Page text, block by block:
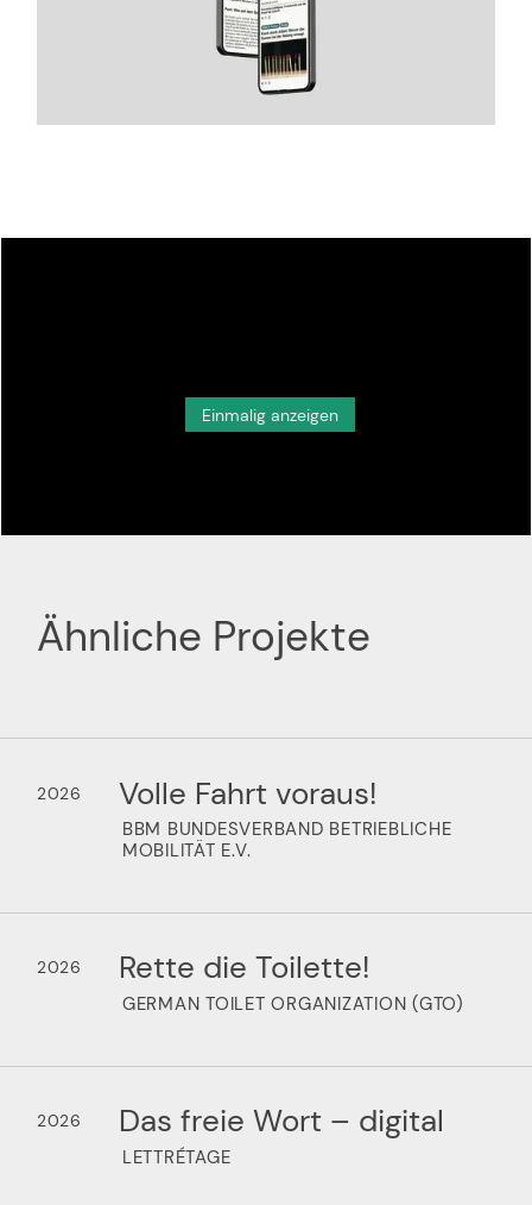
Einmalig anzeigen
Ähnliche Projekte
2026 Volle Fahrt voraus!
BBM BUNDESVERBAND BETRIEBLICHE
MOBILITÄT E.V.
2026 Rette die Toilette!
GERMAN TOILET ORGANIZATION (GTO)
2026 Das freie Wort – digital
LETTRÉTAGE